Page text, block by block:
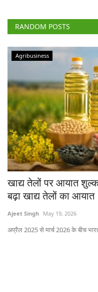
RANDOM POSTS
Agribusiness
खाद्य तेलों पर आयात
बढ़ा खाद्य तेलों का आयात
Ajeet Singh May 19, 2026
अप्रैल 2025 से मार्च 2026 के बीच